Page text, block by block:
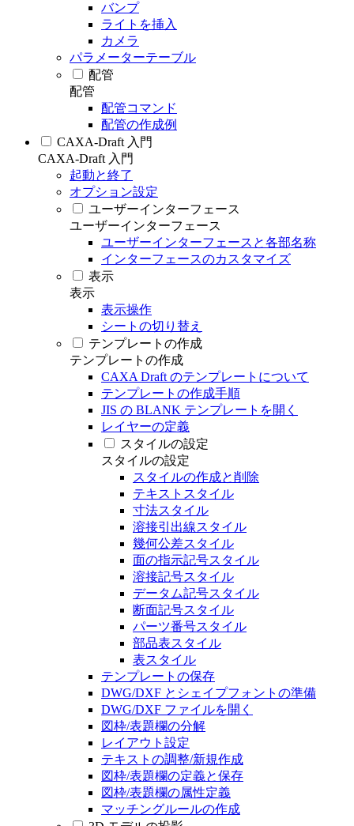
バンプ
ライトを挿入
カメラ
パラメーターテーブル
配管
配管
配管コマンド
配管の作成例
CAXA-Draft 入門
CAXA-Draft 入門
起動と終了
オプション設定
ユーザーインターフェース
ユーザーインターフェース
ユーザーインターフェースと各部名称
インターフェースのカスタマイズ
表示
表示
表示操作
シートの切り替え
テンプレートの作成
テンプレートの作成
CAXA Draft のテンプレートについて
テンプレートの作成手順
JIS の BLANK テンプレートを開く
レイヤーの定義
スタイルの設定
スタイルの設定
スタイルの作成と削除
テキストスタイル
寸法スタイル
溶接引出線スタイル
幾何公差スタイル
面の指示記号スタイル
溶接記号スタイル
データム記号スタイル
断面記号スタイル
パーツ番号スタイル
部品表スタイル
表スタイル
テンプレートの保存
DWG/DXF とシェイプフォントの準備
DWG/DXF ファイルを開く
図枠/表題欄の分解
レイアウト設定
テキストの調整/新規作成
図枠/表題欄の定義と保存
図枠/表題欄の属性定義
マッチングルールの作成